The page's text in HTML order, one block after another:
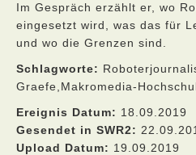
Im Gespräch erzählt er, wo
eingesetzt wird, was das für
und wo die Grenzen sind.
Schlagworte:
Graefe,Makromedia-
Ereignis Datum: 18.09.2019
Gesendet in SWR2:
Upload Datum: 19.09.2019